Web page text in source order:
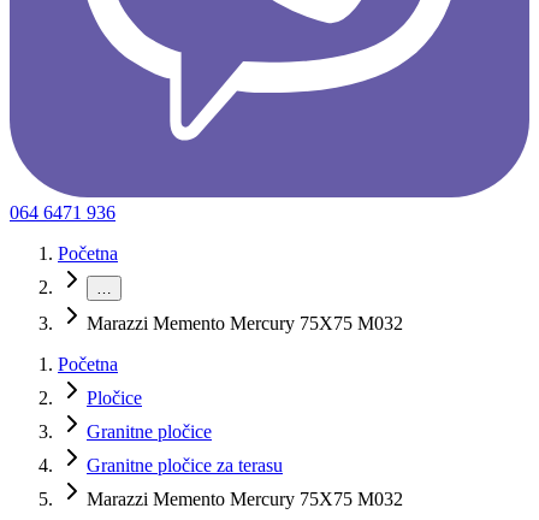
064 6471 936
Početna
…
Marazzi Memento Mercury 75X75 M032
Početna
Pločice
Granitne pločice
Granitne pločice za terasu
Marazzi Memento Mercury 75X75 M032